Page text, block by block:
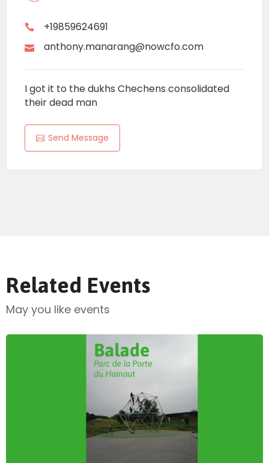
+19859624691
anthony.manarang@nowcfo.com
I got it to the dukhs Chechens consolidated
their dead man
Send Message
Related Events
May you like events